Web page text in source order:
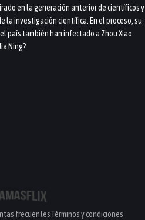
en la generación anterior de científicos y
la investigación científica. En el proceso, su
país también han infectado a Zhou Xiao
Ning?
frecuentesTérminos y condiciones